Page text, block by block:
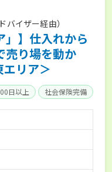
イザー経由）
」】仕入れから
売り場を動か
リア＞
日以上 社会保険完備